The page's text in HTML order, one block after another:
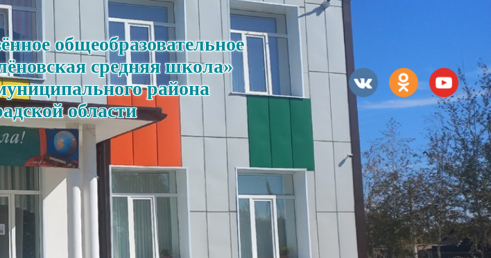
общеобразовательное
средняя школа»
района
области